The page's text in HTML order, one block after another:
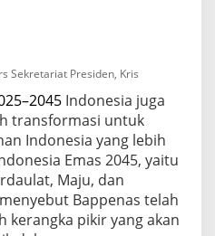
Sekretariat Presiden, Kris
Indonesia juga
transformasi untuk
Indonesia yang lebih
Emas 2045, yaitu
Maju, dan
Bappenas telah
kerangka pikir yang akan